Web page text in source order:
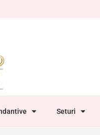
Seturi